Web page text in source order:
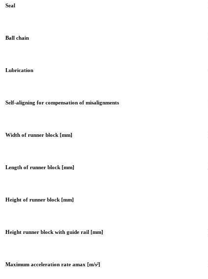
Seal
Ball chain
Lubrication
Self-aligning for compensation of misalignments
Width of runner block [mm]
Length of runner block [mm]
Height of runner block [mm]
Height runner block with guide rail [mm]
Maximum acceleration rate amax [m/s²]